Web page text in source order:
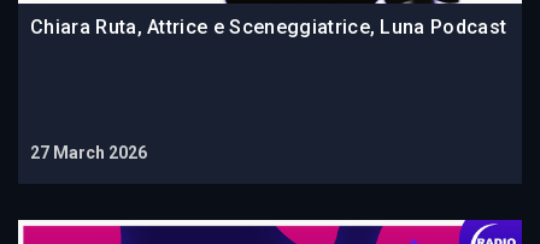
Chiara Ruta, Attrice e Sceneggiatrice, Luna Podcast
27 March 2026